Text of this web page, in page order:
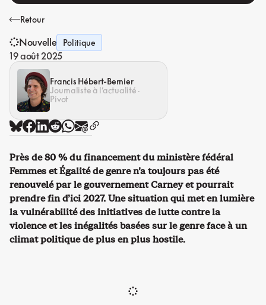
Retour
Nouvelle Politique
19 août 2025
Francis Hébert-Bernier
Journaliste à l’actualité ·
Pivot
Près de 80 % du financement du ministère fédéral
Femmes et Égalité de genre n’a toujours pas été
renouvelé par le gouvernement Carney et pourrait
prendre fin d’ici 2027. Une situation qui met en lumière
la vulnérabilité des initiatives de lutte contre la
violence et les inégalités basées sur le genre face à un
climat politique de plus en plus hostile.